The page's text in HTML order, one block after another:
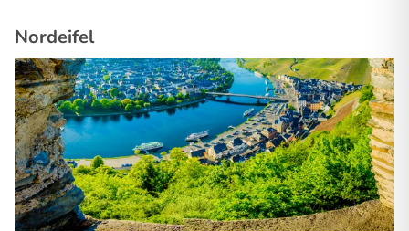
Nordeifel